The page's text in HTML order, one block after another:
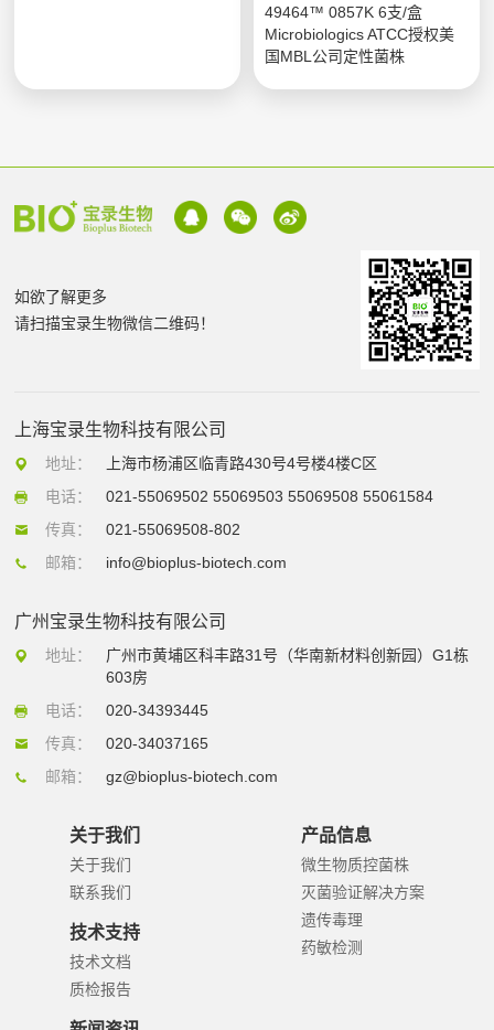
49464™ 0857K 6支/盒
Microbiologics ATCC授权美
国MBL公司定性菌株
如欲了解更多
请扫描宝录生物微信二维码！
上海宝录生物科技有限公司
地址：
上海市杨浦区临青路430号4号楼4楼C区
电话：
021-55069502 55069503 55069508 55061584
传真：
021-55069508-802
邮箱：
info@bioplus-biotech.com
广州宝录生物科技有限公司
地址：
广州市黄埔区科丰路31号（华南新材料创新园）G1栋
603房
电话：
020-34393445
传真：
020-34037165
邮箱：
gz@bioplus-biotech.com
关于我们
关于我们
联系我们
技术支持
技术文档
质检报告
产品信息
微生物质控菌株
灭菌验证解决方案
遗传毒理
药敏检测